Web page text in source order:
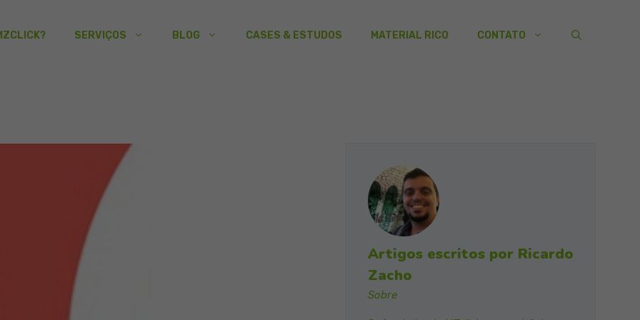
SERVIÇOS BLOG CASES & ESTUDOS MATERIAL RICO CONTATO
Artigos escritos por Ricardo
Zacho
Sobre